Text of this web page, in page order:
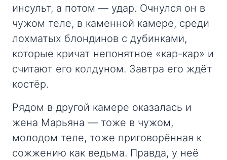
инсульт, а потом — удар. Очнулся он в
чужом теле, в каменной камере, среди
лохматых блондинов с дубинками,
которые кричат непонятное «кар-кар» и
считают его колдуном. Завтра его ждёт
костёр.
Рядом в другой камере оказалась и
жена Марьяна — тоже в чужом,
молодом теле, тоже приговорённая к
сожжению как ведьма. Правда, у неё